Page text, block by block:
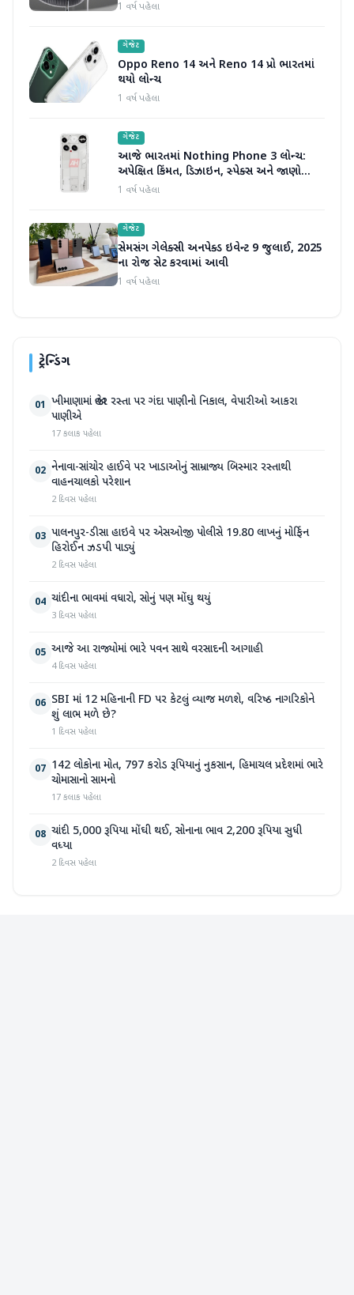
1 વર્ષ પહેલા
ગેજેટ
Oppo Reno 14 અને Reno 14 પ્રો ભારતમાં
થયો લોન્ચ
1 વર્ષ પહેલા
ગેજેટ
આજે ભારતમાં Nothing Phone 3 લોન્ચ:
અપેક્ષિત કિંમત, ડિઝાઇન, સ્પેક્સ અને જાણો
બીજું બધું જ
1 વર્ષ પહેલા
ગેજેટ
સેમસંગ ગેલેક્સી અનપેક્ડ ઇવેન્ટ 9 જુલાઈ, 2025
ના રોજ સેટ કરવામાં આવી
1 વર્ષ પહેલા
ટ્રેન્ડિંગ
01 ખીમાણામાં જાહેર રસ્તા પર ગંદા પાણીનો નિકાલ, વેપારીઓ આકરા
પાણીએ
17 કલાક પહેલા
02 નેનાવા-સાંચોર હાઈવે પર ખાડાઓનું સામ્રાજ્ય બિસ્માર રસ્તાથી
વાહનચાલકો પરેશાન
2 દિવસ પહેલા
03 પાલનપુર-ડીસા હાઇવે પર એસઓજી પોલીસે 19.80 લાખનું મોર્ફિન
હિરોઈન ઝડપી પાડ્યું
2 દિવસ પહેલા
04 ચાંદીના ભાવમાં વધારો, સોનું પણ મોંઘુ થયું
3 દિવસ પહેલા
05 આજે આ રાજ્યોમાં ભારે પવન સાથે વરસાદની આગાહી
4 દિવસ પહેલા
06 SBI માં 12 મહિનાની FD પર કેટલું વ્યાજ મળશે, વરિષ્ઠ નાગરિકોને
શું લાભ મળે છે?
1 દિવસ પહેલા
07 142 લોકોના મોત, 797 કરોડ રૂપિયાનું નુકસાન, હિમાચલ પ્રદેશમાં ભારે
ચોમાસાનો સામનો
17 કલાક પહેલા
08 ચાંદી 5,000 રૂપિયા મોંઘી થઈ, સોનાના ભાવ 2,200 રૂપિયા સુધી
વધ્યા
2 દિવસ પહેલા